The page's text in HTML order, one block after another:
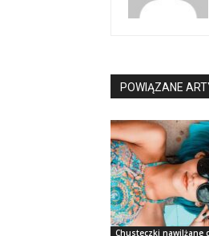
POWIĄZANE
Chusteczki nawilżane